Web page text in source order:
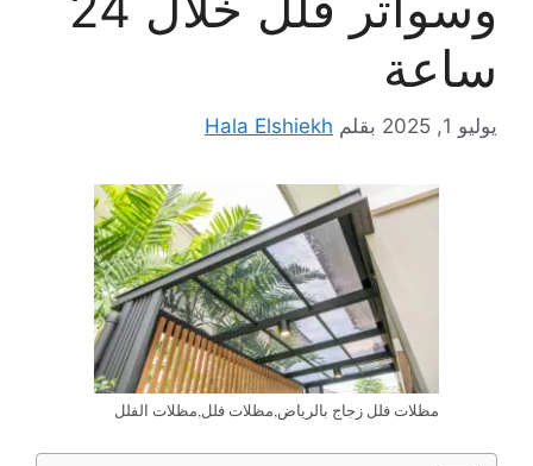
ساعة
يوليو 1, 2025 بقلم Hala Elshiekh
مظلات فلل زجاج بالرياض,مظلات فلل,مظلات الفلل